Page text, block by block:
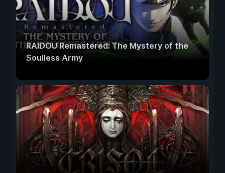
RAIDOU Remastered: The Mystery of the
Soulless Army